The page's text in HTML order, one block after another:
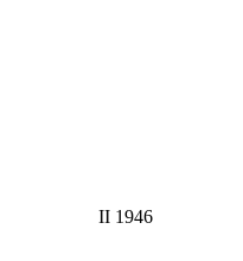
II 1946